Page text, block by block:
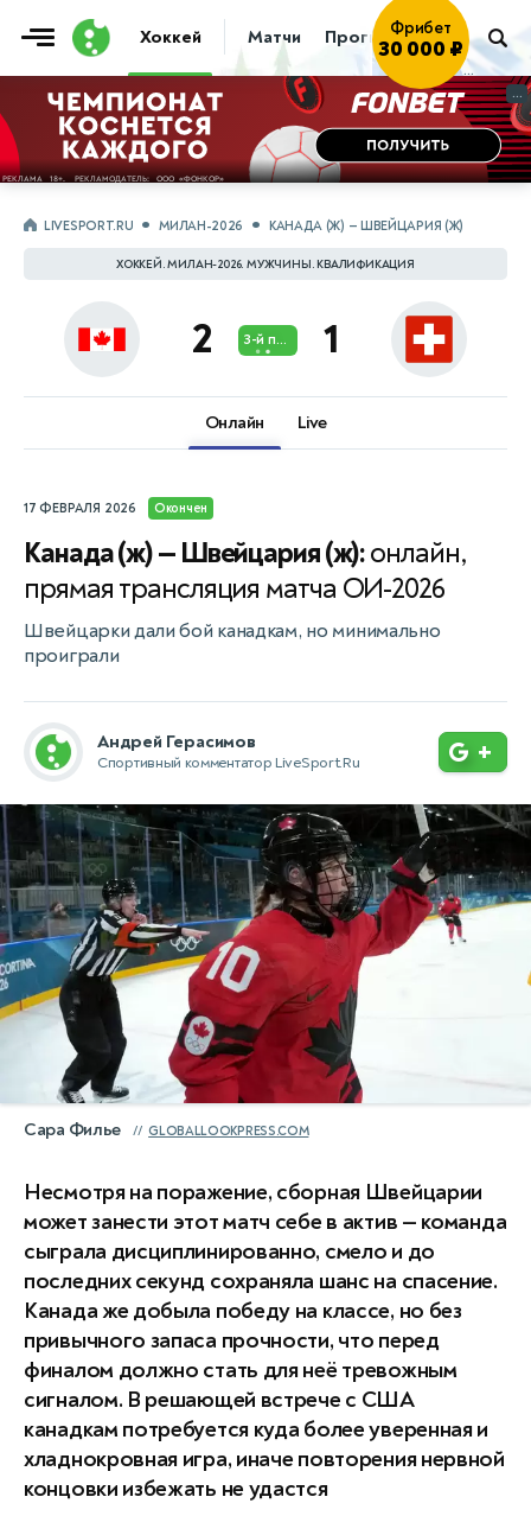
Хоккей Матчи Прогнозы
30 000 ₽
Играть →
...
...
LIVESPORT.RU МИЛАН-2026 КАНАДА (Ж) — ШВЕЙЦАРИЯ (Ж)
ХОККЕЙ. МИЛАН-2026. МУЖЧИНЫ. КВАЛИФИКАЦИЯ
2 3-й пер. 1
Онлайн Live
17 ФЕВРАЛЯ 2026 Окончен
Канада (ж) — Швейцария (ж):онлайн,
прямая трансляция матча ОИ-2026
Швейцарки дали бой канадкам, но минимально
проиграли
Андрей Герасимов
Спортивный комментатор LiveSport.Ru +
Сара Филье GLOBALLOOKPRESS.COM
Несмотря на поражение, сборная Швейцарии
может занести этот матч себе в актив — команда
сыграла дисциплинированно, смело и до
последних секунд сохраняла шанс на спасение.
Канада же добыла победу на классе, но без
привычного запаса прочности, что перед
финалом должно стать для неё тревожным
сигналом. В решающей встрече с США
канадкам потребуется куда более уверенная и
хладнокровная игра, иначе повторения нервной
концовки избежать не удастся